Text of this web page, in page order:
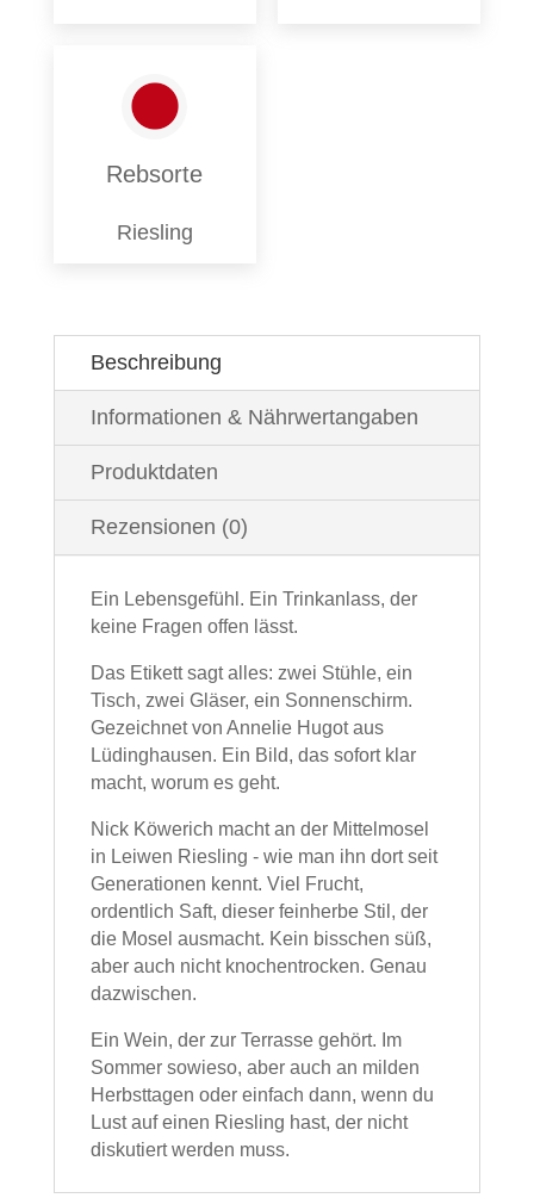
Rebsorte
Riesling
Beschreibung
Informationen & Nährwertangaben
Produktdaten
Rezensionen (0)
Ein Lebensgefühl. Ein Trinkanlass, der
keine Fragen offen lässt.
Das Etikett sagt alles: zwei Stühle, ein
Tisch, zwei Gläser, ein Sonnenschirm.
Gezeichnet von Annelie Hugot aus
Lüdinghausen. Ein Bild, das sofort klar
macht, worum es geht.
Nick Köwerich macht an der Mittelmosel
in Leiwen Riesling - wie man ihn dort seit
Generationen kennt. Viel Frucht,
ordentlich Saft, dieser feinherbe Stil, der
die Mosel ausmacht. Kein bisschen süß,
aber auch nicht knochentrocken. Genau
dazwischen.
Ein Wein, der zur Terrasse gehört. Im
Sommer sowieso, aber auch an milden
Herbsttagen oder einfach dann, wenn du
Lust auf einen Riesling hast, der nicht
diskutiert werden muss.